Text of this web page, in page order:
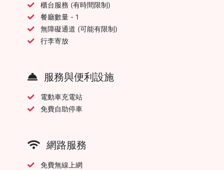
櫃台服務 (有時間限制)
餐廳數量 - 1
無障礙通道 (可能有限制)
行李寄放
服務與便利設施
電動車充電站
免費自助停車
網路服務
免費無線上網